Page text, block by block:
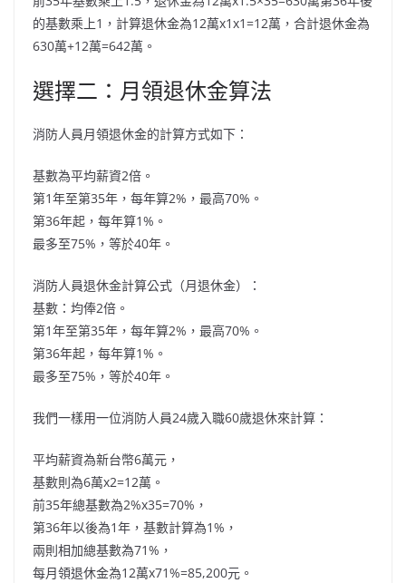
的基數乘上1，計算退休金為12萬x1x1=12萬，合計退休金為
630萬+12萬=642萬。
選擇二：月領退休金算法
消防人員月領退休金的計算方式如下：
基數為平均薪資2倍。
第1年至第35年，每年算2%，最高70%。
第36年起，每年算1%。
最多至75%，等於40年。
消防人員退休金計算公式（月退休金）：
基數：均俸2倍。
第1年至第35年，每年算2%，最高70%。
第36年起，每年算1%。
最多至75%，等於40年。
我們一樣用一位消防人員24歲入職60歲退休來計算：
平均薪資為新台幣6萬元，
基數則為6萬x2=12萬。
前35年總基數為2%x35=70%，
第36年以後為1年，基數計算為1%，
兩則相加總基數為71%，
每月領退休金為12萬x71%=85,200元。